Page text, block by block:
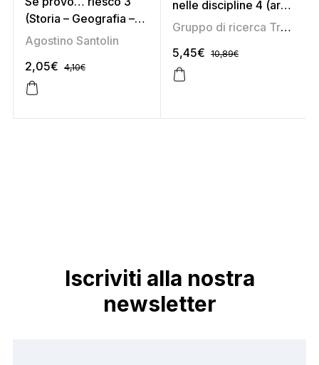
(Storia – Geografia –
Studi sociali –
Agostino Santolin
2,05€ 4,10€
nelle discipline 4 (area
antropologica)
Gruppo di ricerca Tredieci
5,45€ 10,89€
Iscriviti alla nostra
newsletter